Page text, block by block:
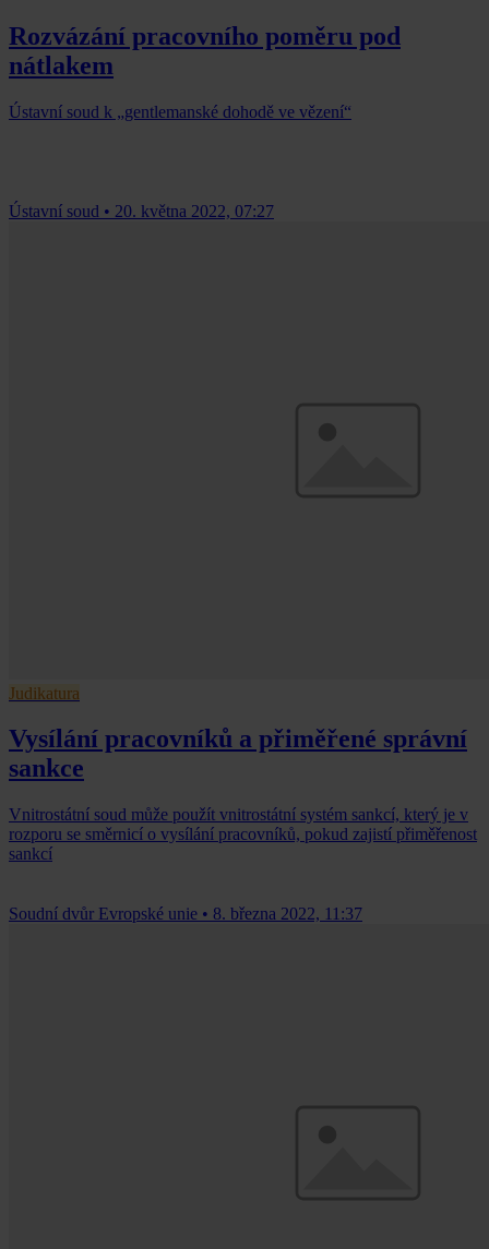
Rozvázání pracovního poměru pod
nátlakem
Ústavní soud k „gentlemanské dohodě ve vězení“
Ústavní soud • 20. května 2022, 07:27
Judikatura
Vysílání pracovníků a přiměřené správní
sankce
Vnitrostátní soud může použít vnitrostátní systém sankcí, který je v
rozporu se směrnicí o vysílání pracovníků, pokud zajistí přiměřenost
sankcí
Soudní dvůr Evropské unie • 8. března 2022, 11:37